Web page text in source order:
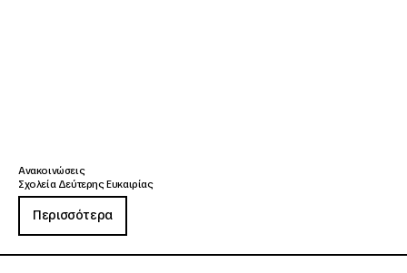
Ανακοινώσεις
Σχολεία Δεύτερης Ευκαιρίας
Περισσότερα